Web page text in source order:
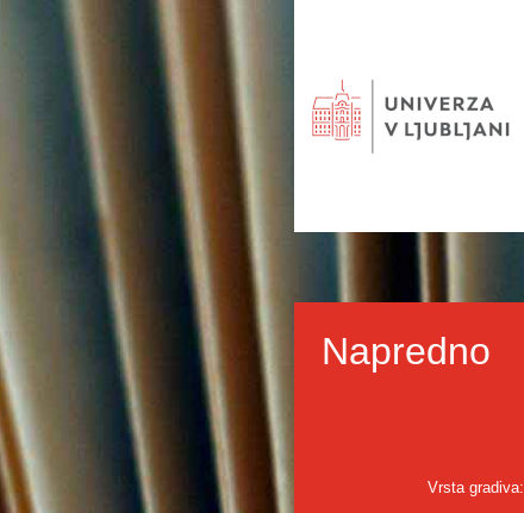
Napredno
Vrsta gradiva: